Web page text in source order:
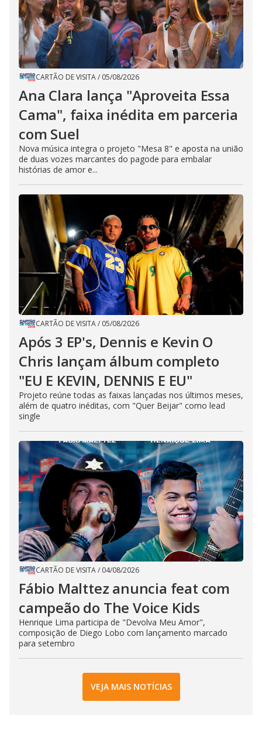
CARTÃO DE VISITA/ 05/08/2026
Ana Clara lança "Aproveita Essa
Cama", faixa inédita em parceria
com Suel
Nova música integra o projeto "Mesa 8" e aposta na união
de duas vozes marcantes do pagode para embalar
histórias de amor e...
CARTÃO DE VISITA/ 05/08/2026
Após 3 EP's, Dennis e Kevin O
Chris lançam álbum completo
"EU E KEVIN, DENNIS E EU"
Projeto reúne todas as faixas lançadas nos últimos meses,
além de quatro inéditas, com "Quer Beijar" como lead
single
CARTÃO DE VISITA/ 04/08/2026
Fábio Malttez anuncia feat com
campeão do The Voice Kids
Henrique Lima participa de "Devolva Meu Amor",
composição de Diego Lobo com lançamento marcado
para setembro
VEJA MAIS NOTÍCIAS